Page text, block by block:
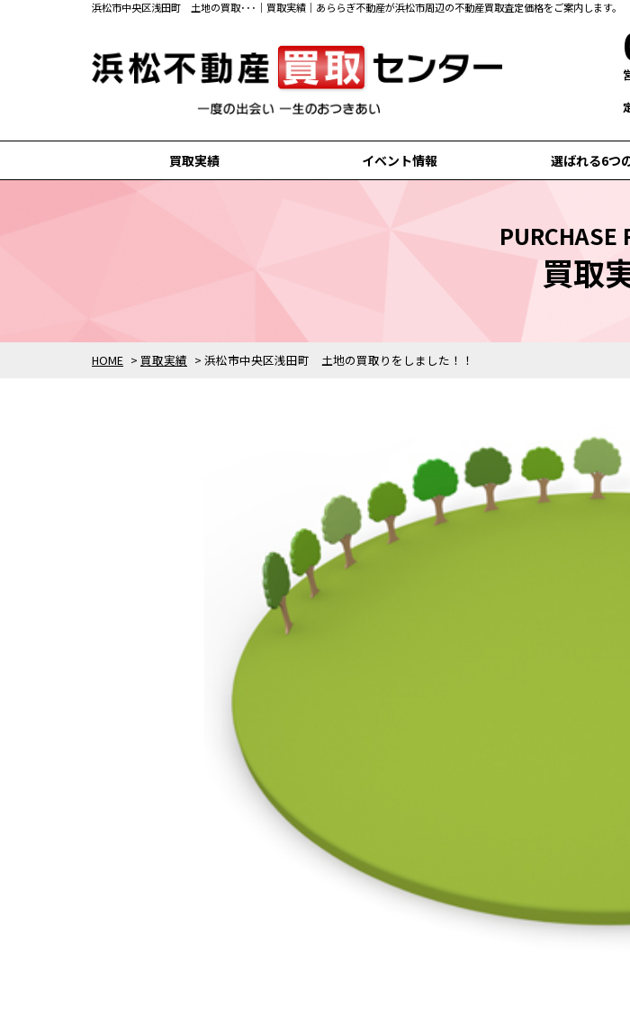
浜松市中央区浅田町 土地の買取･･･｜買取実績｜あららぎ不動産が浜松市周辺の不動産買取査定価格をご案内します。
買取実績
磐田市の買取実績
掛川市の買取実績
袋井市の買取実績
浜松市中央区の買取実績
浜松市浜名区の買取実績
イベント情報 選ばれる6つ
HOME > 買取実績 > 浜松市中央区浅田町 土地の買取りをしました！！
PURCHASE
買取